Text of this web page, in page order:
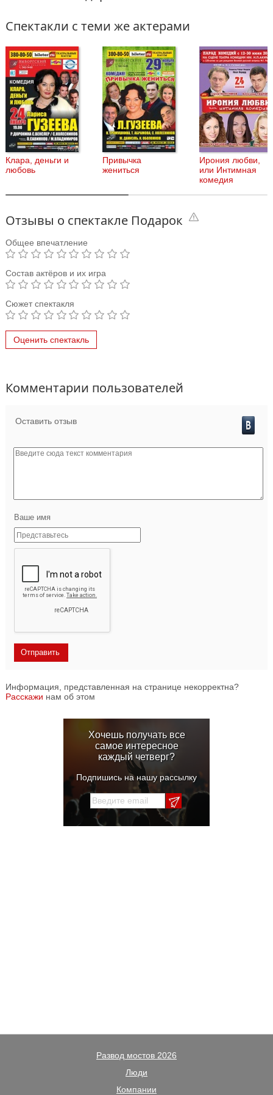
Спектакли с теми же актерами
Клара, деньги и
любовь
Привычка
жениться
Ирония любви,
или Интимная
комедия
Отзывы о спектакле Подарок
Общее впечатление
Состав актёров и их игра
Сюжет спектакля
Оценить спектакль
Комментарии пользователей
Оставить отзыв
Ваше имя
Информация, представленная на странице некорректна?
Расскажи нам об этом
Хочешь получать все
самое интересное
каждый четверг?
Подпишись на нашу рассылку
Развод мостов 2026
Люди
Компании